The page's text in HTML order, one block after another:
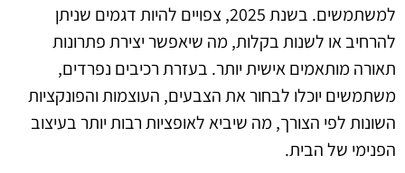
למשתמשים. בשנת 2025, צפויים להיות דגמים שניתן
להרחיב או לשנות בקלות, מה שיאפשר יצירת פתרונות
תאורה מותאמים אישית יותר. בעזרת רכיבים נפרדים,
משתמשים יוכלו לבחור את הצבעים, העוצמות והפונקציות
השונות לפי הצורך, מה שיביא לאופציות רבות יותר בעיצוב
הפנימי של הבית.